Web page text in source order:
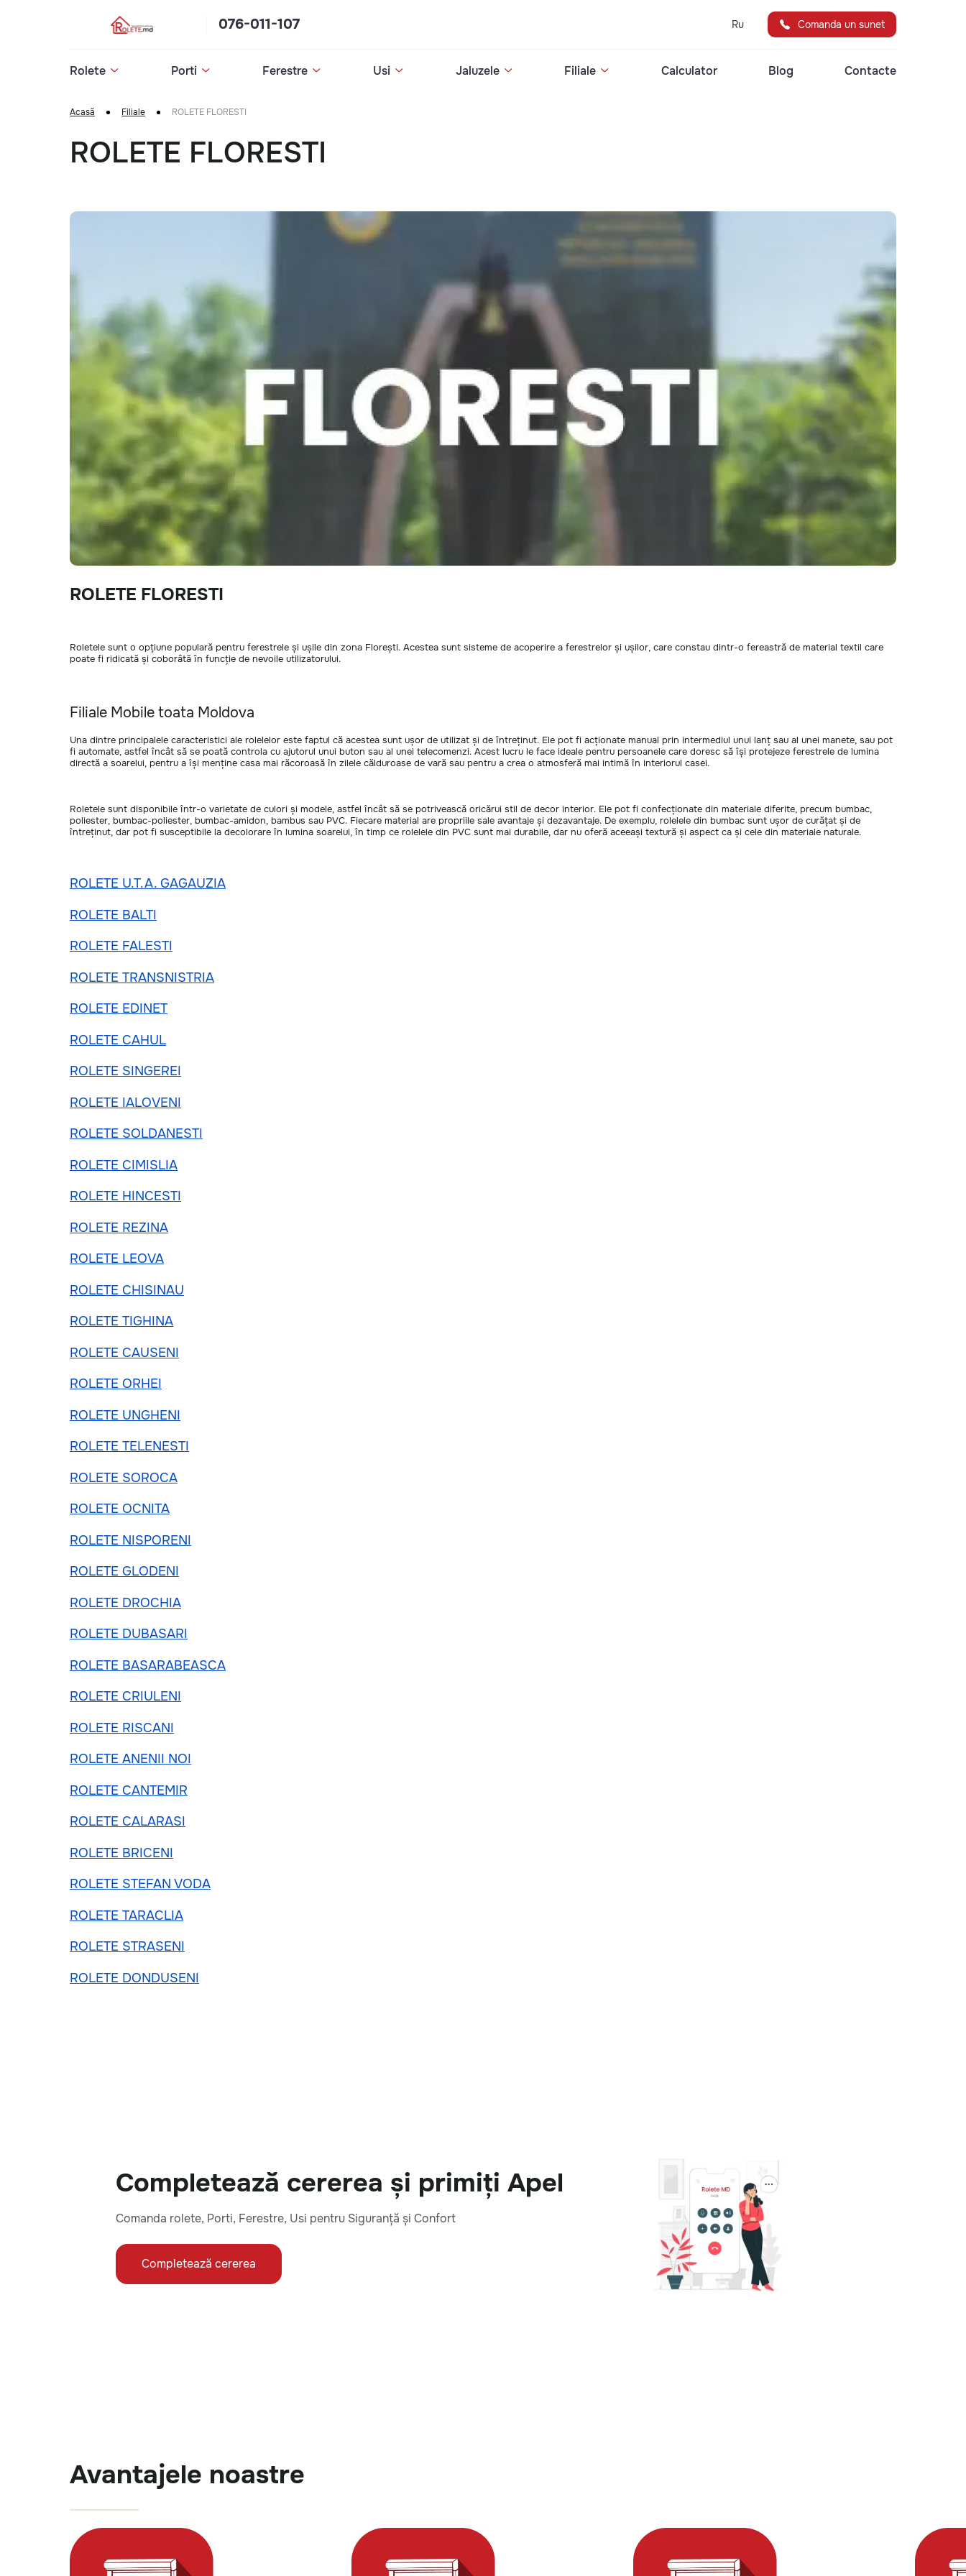
076-011-107 Ru Comanda un sunet
Rolete Porti Ferestre Usi Jaluzele Filiale Calculator Blog Contacte
Acasă Filiale ROLETE FLORESTI
ROLETE FLORESTI
ROLETE FLORESTI
Roletele sunt o opțiune populară pentru ferestrele și ușile din zona Florești. Acestea sunt sisteme de acoperire a ferestrelor și ușilor, care constau dintr-o fereastră de material textil care
poate fi ridicată și coborâtă în funcție de nevoile utilizatorului.
Filiale Mobile toata Moldova
Una dintre principalele caracteristici ale rolelelor este faptul că acestea sunt ușor de utilizat și de întreținut. Ele pot fi acționate manual prin intermediul unui lanț sau al unei manete, sau pot
fi automate, astfel încât să se poată controla cu ajutorul unui buton sau al unei telecomenzi. Acest lucru le face ideale pentru persoanele care doresc să își protejeze ferestrele de lumina
directă a soarelui, pentru a își menține casa mai răcoroasă în zilele călduroase de vară sau pentru a crea o atmosferă mai intimă în interiorul casei.
Roletele sunt disponibile într-o varietate de culori și modele, astfel încât să se potrivească oricărui stil de decor interior. Ele pot fi confecționate din materiale diferite, precum bumbac,
poliester, bumbac-poliester, bumbac-amidon, bambus sau PVC. Fiecare material are propriile sale avantaje și dezavantaje. De exemplu, rolelele din bumbac sunt ușor de curățat și de
întreținut, dar pot fi susceptibile la decolorare în lumina soarelui, în timp ce rolelele din PVC sunt mai durabile, dar nu oferă aceeași textură și aspect ca și cele din materiale naturale.
ROLETE U.T.A. GAGAUZIA
ROLETE BALTI
ROLETE FALESTI
ROLETE TRANSNISTRIA
ROLETE EDINET
ROLETE CAHUL
ROLETE SINGEREI
ROLETE IALOVENI
ROLETE SOLDANESTI
ROLETE CIMISLIA
ROLETE HINCESTI
ROLETE REZINA
ROLETE LEOVA
ROLETE CHISINAU
ROLETE TIGHINA
ROLETE CAUSENI
ROLETE ORHEI
ROLETE UNGHENI
ROLETE TELENESTI
ROLETE SOROCA
ROLETE OCNITA
ROLETE NISPORENI
ROLETE GLODENI
ROLETE DROCHIA
ROLETE DUBASARI
ROLETE BASARABEASCA
ROLETE CRIULENI
ROLETE RISCANI
ROLETE ANENII NOI
ROLETE CANTEMIR
ROLETE CALARASI
ROLETE BRICENI
ROLETE STEFAN VODA
ROLETE TARACLIA
ROLETE STRASENI
ROLETE DONDUSENI
Completează cererea și primiți Apel
Comanda rolete, Porti, Ferestre, Usi pentru Siguranță și Confort
Completează cererea
Avantajele noastre